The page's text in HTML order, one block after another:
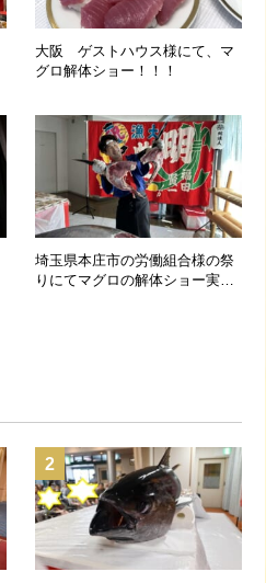
大阪 ゲストハウス様にて、マ
グロ解体ショー！！！
埼玉県本庄市の労働組合様の祭
りにてマグロの解体ショー実施
2